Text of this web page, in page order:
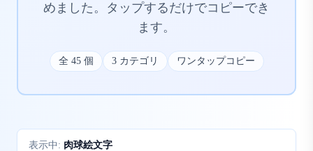
めました。タップするだけでコピーでき
ます。
全 45個 3カテゴリ ワンタップコピー
表示中: 肉球絵文字